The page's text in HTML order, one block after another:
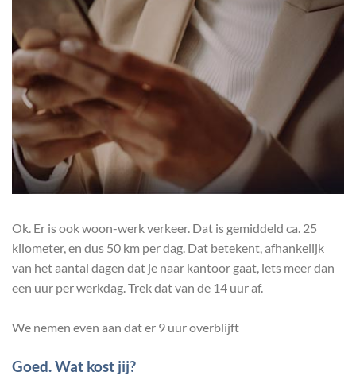
Ok. Er is ook woon-werk verkeer. Dat is gemiddeld ca. 25
kilometer, en dus 50 km per dag. Dat betekent, afhankelijk
van het aantal dagen dat je naar kantoor gaat, iets meer dan
een uur per werkdag. Trek dat van de 14 uur af.
We nemen even aan dat er 9 uur overblijft
Goed. Wat kost jij?